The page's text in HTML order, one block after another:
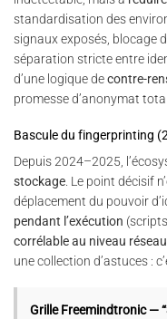
standardisation des
signaux exposés, blocage
séparation stricte entre
d’une logique decontre-
promesse d’anonymat total.
Bascule du fingerprinting
Depuis 2024–2025,
stockage . Le point décisif
déplacement du pouvoir
pendant l’exécution
corrélable au niveau réseau
une collection d’astuces :
Grille Freemindtronic —